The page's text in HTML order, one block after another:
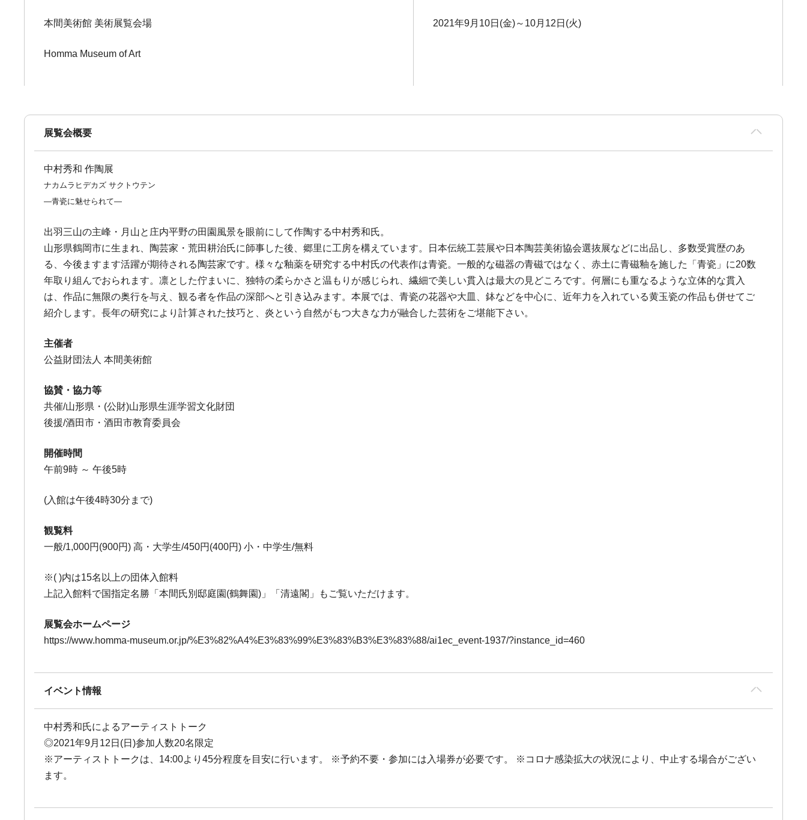
本間美術館 美術展覧会場
Homma Museum of Art
2021年9月10日(金)～10月12日(火)
展覧会概要
中村秀和 作陶展
ナカムラヒデカズ サクトウテン
―青瓷に魅せられて―
出羽三山の主峰・月山と庄内平野の田園風景を眼前にして作陶する中村秀和氏。
山形県鶴岡市に生まれ、陶芸家・荒田耕治氏に師事した後、郷里に工房を構えています。日本伝統工芸展や日本陶芸美術協会選抜展などに出品し、多数受賞歴のあ
る、今後ますます活躍が期待される陶芸家です。様々な釉薬を研究する中村氏の代表作は青瓷。一般的な磁器の青磁ではなく、赤土に青磁釉を施した「青瓷」に20数
年取り組んでおられます。凛とした佇まいに、独特の柔らかさと温もりが感じられ、繊細で美しい貫入は最大の見どころです。何層にも重なるような立体的な貫入
は、作品に無限の奥行を与え、観る者を作品の深部へと引き込みます。本展では、青瓷の花器や大皿、鉢などを中心に、近年力を入れている黄玉瓷の作品も併せてご
紹介します。長年の研究により計算された技巧と、炎という自然がもつ大きな力が融合した芸術をご堪能下さい。
主催者
公益財団法人 本間美術館
協賛・協力等
共催/山形県・(公財)山形県生涯学習文化財団
後援/酒田市・酒田市教育委員会
開催時間
午前9時 ～ 午後5時
(入館は午後4時30分まで)
観覧料
一般/1,000円(900円) 高・大学生/450円(400円) 小・中学生/無料
※( )内は15名以上の団体入館料
上記入館料で国指定名勝「本間氏別邸庭園(鶴舞園)」「清遠閣」もご覧いただけます。
展覧会ホームページ
https://www.homma-museum.or.jp/%E3%82%A4%E3%83%99%E3%83%B3%E3%83%88/ai1ec_event-1937/?instance_id=460
イベント情報
中村秀和氏によるアーティストトーク
◎2021年9月12日(日)参加人数20名限定
※アーティストトークは、14:00より45分程度を目安に行います。 ※予約不要・参加には入場券が必要です。 ※コロナ感染拡大の状況により、中止する場合がござい
ます。